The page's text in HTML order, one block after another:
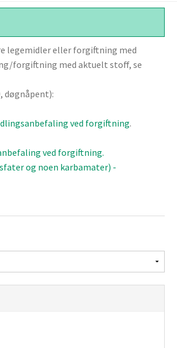
legemidler eller forgiftning med
forgiftning med aktuelt stoff, se
døgnåpent):
ved forgiftning.
ved forgiftning.
og noen karbamater) -